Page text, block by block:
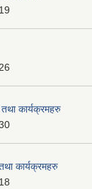
कार्यक्रमहरु
कार्यक्रमहरु